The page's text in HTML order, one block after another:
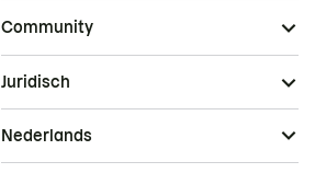
Community
Juridisch
Nederlands